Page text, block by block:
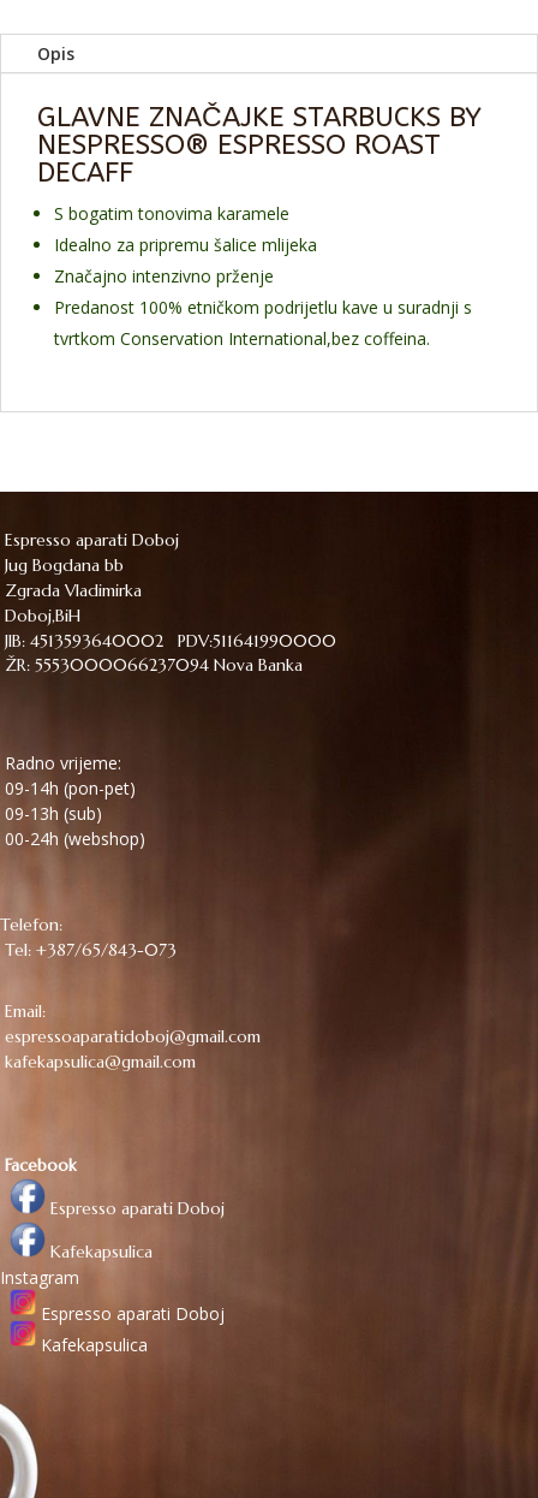
Opis
GLAVNE ZNAČAJKE STARBUCKS BY
NESPRESSO® ESPRESSO ROAST
DECAFF
S bogatim tonovima karamele
Idealno za pripremu šalice mlijeka
Značajno intenzivno prženje
Predanost 100% etničkom podrijetlu kave u suradnji s
tvrtkom Conservation International,bez coffeina.
Espresso aparati Doboj
Jug Bogdana bb
Zgrada Vladimirka
Doboj,BiH
JIB: 4513593640002 PDV:511641990000
ŽR: 5553000066237094 Nova Banka
Radno vrijeme:
09-14h (pon-pet)
09-13h (sub)
00-24h (webshop)
Telefon:
Tel: +387/65/843-073
Email:
espressoaparatidoboj@gmail.com
kafekapsulica@gmail.com
Facebook
Espresso aparati Doboj
Kafekapsulica
Instagram
Espresso aparati Doboj
Kafekapsulica